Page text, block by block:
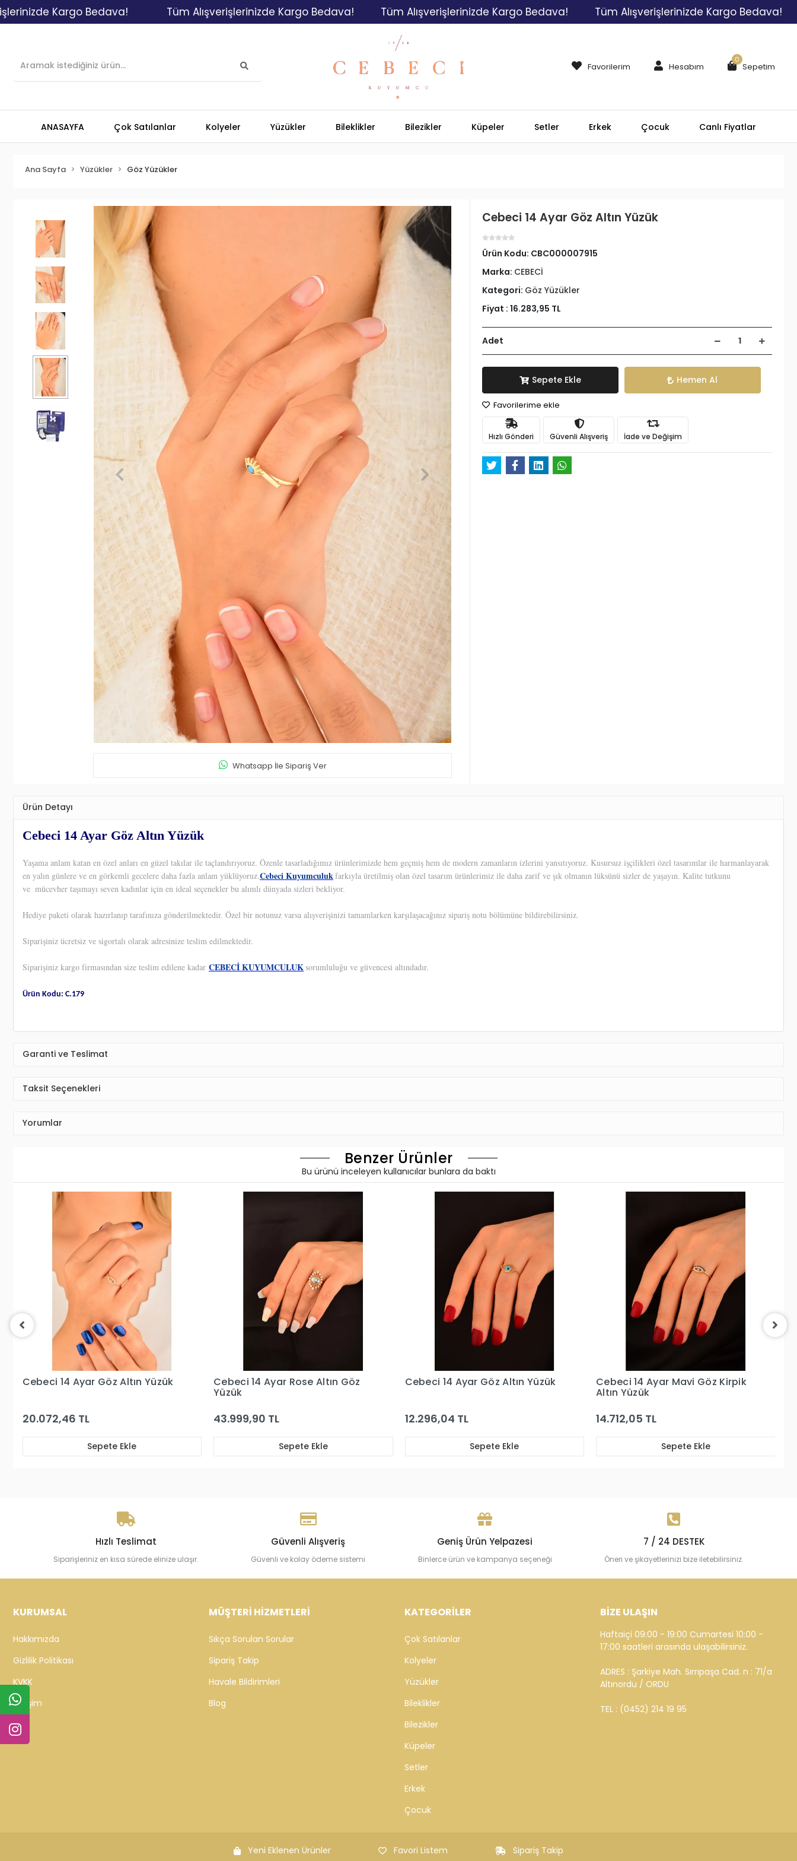
Kargo Bedava! Tüm Alışverişlerinizde Kargo Bedava! Tüm Alışverişlerinizde Kargo Bedava! Tüm Alışverişlerinizde Kargo Bedava! Tüm
Favorilerim Hesabım Sepetim
0
ANASAYFA Çok Satılanlar Kolyeler Yüzükler Bileklikler Bilezikler Küpeler Setler Erkek Çocuk Canlı Fiyatlar
Ana Sayfa Yüzükler Göz Yüzükler
Whatsapp İle Sipariş Ver
Cebeci 14 Ayar Göz Altın Yüzük
Ürün Kodu: CBC000007915
Marka: CEBECİ
Kategori: Göz Yüzükler
Fiyat : 16.283,95 TL
Adet
Sepete Ekle Hemen Al
Favorilerime ekle
Hızlı Gönderi Güvenli Alışveriş İade ve Değişim
Ürün Detayı
Cebeci 14 Ayar Göz Altın Yüzük
Yaşama anlam katan en özel anları en güzel takılar ile taçlandırıyoruz. Özenle tasarladığımız ürünlerimizde hem geçmiş hem de modern zamanların izlerini yansıtıyoruz. Kusursuz işçilikleri özel tasarımlar ile harmanlayarak
en yalın günlere ve en görkemli gecelere daha fazla anlam yüklüyoruz.Cebeci Kuyumculukfarkıyla üretilmiş olan özel tasarım ürünlerimiz ile daha zarif ve şık olmanın lüksünü sizler de yaşayın. Kalite tutkunu
ve mücevher taşımayı seven kadınlar için en ideal seçenekler bu alımlı dünyada sizleri bekliyor.
Hediye paketi olarak hazırlanıp tarafınıza gönderilmektedir. Özel bir notunuz varsa alışverişinizi tamamlarken karşılaşacağınız sipariş notu bölümüne bildirebilirsiniz.
Siparişiniz ücretsiz ve sigortalı olarak adresinize teslim edilmektedir.
Siparişiniz kargo firmasından size teslim edilene kadar CEBECİ KUYUMCULUKsorumluluğu ve güvencesi altındadır.
Ürün Kodu: C.179
Garanti ve Teslimat
Taksit Seçenekleri
Yorumlar
Benzer Ürünler
Bu ürünü inceleyen kullanıcılar bunlara da baktı
Cebeci 14 Ayar Rose Altın Göz
43.999,90 TL
Sepete Ekle
Cebeci 14 Ayar Göz Altın Yüzük
12.296,04 TL
Sepete Ekle
Cebeci 14 Ayar Mavi Göz Kirpik
14.712,05 TL
Sepete Ekle
Cebeci 14 Ayar Nazar Boncuklu
Altın Yüzük
14.157,07 TL
Sepete Ekle
Hızlı Teslimat
Siparişleriniz en kısa sürede elinize ulaşır.
Güvenli Alışveriş
Güvenli ve kolay ödeme sistemi
Geniş Ürün Yelpazesi
Binlerce ürün ve kampanya seçeneği
7 / 24 DESTEK
Öneri ve şikayetlerinizi bize iletebilirsiniz.
KURUMSAL
Hakkımızda
Gizlilik Politikası
KVKK
İletişim
MÜŞTERİ HİZMETLERİ
Sıkça Sorulan Sorular
Sipariş Takip
Havale Bildirimleri
Blog
KATEGORİLER
Çok Satılanlar
Kolyeler
Yüzükler
Bileklikler
Bilezikler
Küpeler
Setler
Erkek
Çocuk
BİZE ULAŞIN
Haftaiçi 09:00 - 19:00 Cumartesi 10:00 -
17:00 saatleri arasında ulaşabilirsiniz.
ADRES : Şarkiye Mah. Sırrıpaşa Cad. n : 71/a
Altınordu / ORDU
TEL : (0452) 214 19 95
Yeni Eklenen Ürünler Favori Listem Sipariş Takip